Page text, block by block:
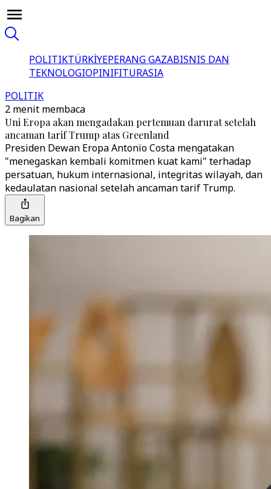
POLITIKTÜRKİYEPERANG GAZABISNIS DAN
TEKNOLOGIOPINIFITURASIA
POLITIK
2 menit membaca
Uni Eropa akan mengadakan pertemuan darurat setelah
ancaman tarif Trump atas Greenland
Presiden Dewan Eropa Antonio Costa mengatakan
"menegaskan kembali komitmen kuat kami" terhadap
persatuan, hukum internasional, integritas wilayah, dan
kedaulatan nasional setelah ancaman tarif Trump.
Bagikan